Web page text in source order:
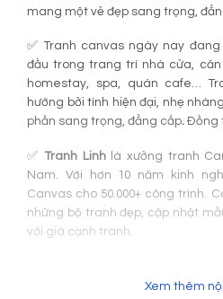
mang một vẻ đẹp sang trọng,
✅ Tranh canvas ngày nay
đầu trong trang trí nhà cửa, căn
homestay, spa, quán cafe…
hướng bởi tính hiện đại, nhẹ
phần sang trọng, đẳng cấp. Đồng
✅Tranh Linhlà xưởng tranh
Nam. Với hơn 10 năm kinh
Canvas cho 50.000+ công trình.
những bộ tranh đẹp, cập nhật
với giá cạnh tranh.
Xem thêm